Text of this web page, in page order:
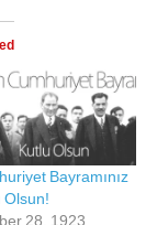
Bayramınız
Olsun!
28, 1923